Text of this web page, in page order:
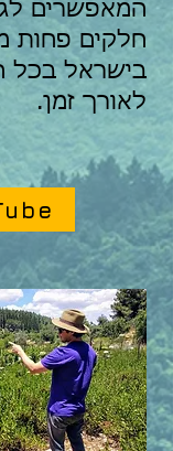
המאפשרים
חלקים פחות
בישראל בכל
לאורך זמן.